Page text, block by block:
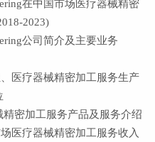
在中国市场医疗器械精密
2023)
公司简介及主要业务
医疗器械精密加工服务生产
密加工服务产品及服务介绍
疗器械精密加工服务收入